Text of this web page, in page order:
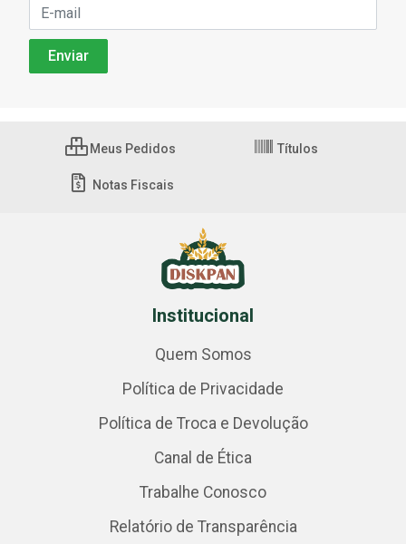
Meus Pedidos Títulos
Notas Fiscais
Institucional
Quem Somos
Política de Privacidade
Política de Troca e Devolução
Canal de Ética
Trabalhe Conosco
Relatório de Transparência